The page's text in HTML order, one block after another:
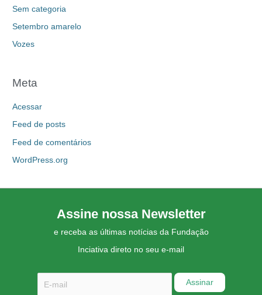
Sem categoria
Setembro amarelo
Vozes
Meta
Acessar
Feed de posts
Feed de comentários
WordPress.org
Assine nossa Newsletter
e receba as últimas notícias da Fundação
Inciativa direto no seu e-mail